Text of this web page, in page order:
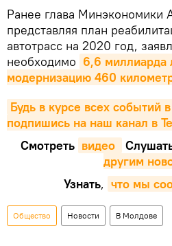
Ранее глава Минэкономики
представляя план
автотрасс на 2020 год,
необходимо 6,6 миллиарда
модернизацию 460
Будь в курсе всех событий
подпишись на наш канал в
Смотреть видео
другим
Узнать, что мы
Общество Новости В Молдове